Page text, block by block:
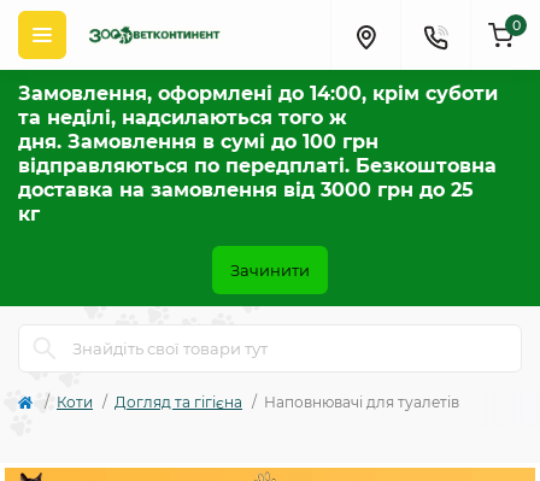
Замовлення, оформлені до 14:00, крім суботи
та неділі, надсилаються того ж
дня. Замовлення в сумі до 100 грн
відправляються по передплаті. Безкоштовна
доставка на замовлення від 3000 грн до 25
кг
Зачинити
0
Коти Догляд та гігієна Наповнювачі для туалетів